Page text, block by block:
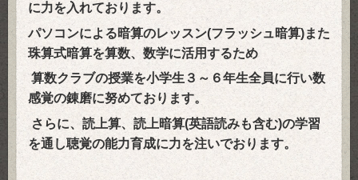
に力を入れております。
パソコンによる暗算のレッスン(フラッシュ暗算)また
珠算式暗算を算数、数学に活用するため
算数クラブの授業を小学生３～６年生全員に行い数
感覚の錬磨に努めております。
さらに、読上算、読上暗算(英語読みも含む)の学習
を通し聴覚の能力育成に力を注いでおります。